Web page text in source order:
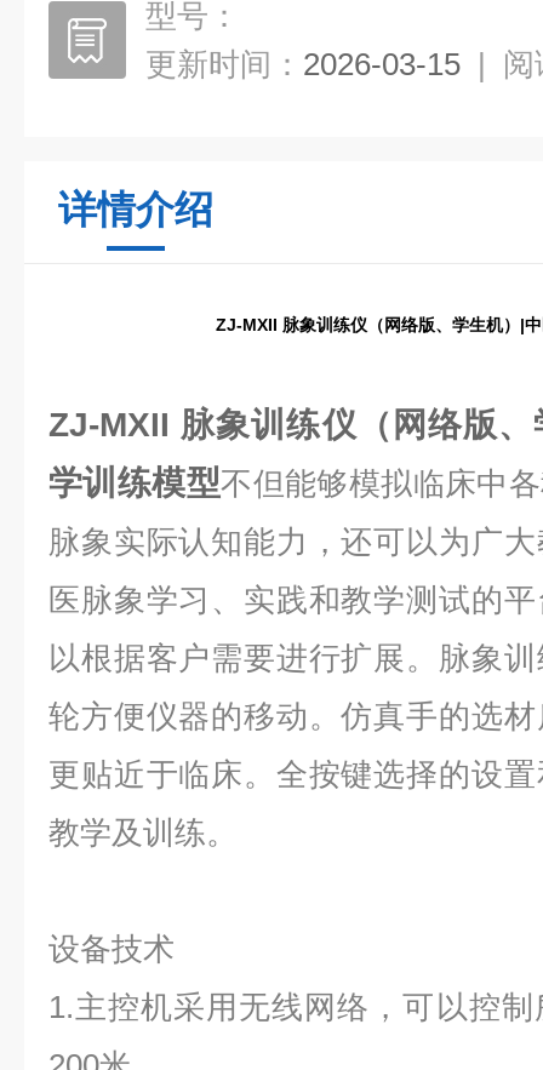
型号：
更新时间： 2026-03-15 | 阅
详情介绍
ZJ-MXII 脉象训练仪（网络版、学生机）|
ZJ-MXII 脉象训练仪（网络版
学训练模型不但能够模拟临床中
脉象实际认知能力，还可以为广
医脉象学习、实践和教学测试的
以根据客户需要进行扩展。脉象
轮方便仪器的移动。仿真手的选
更贴近于临床。全按键选择的设
教学及训练。
设备技术
1.主控机采用无线网络，可以控